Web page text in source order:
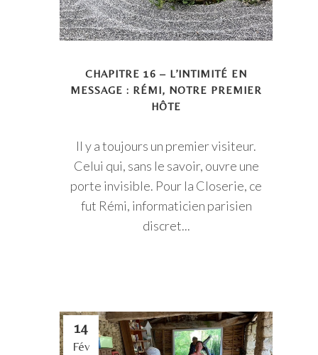
CHAPITRE 16 – L’INTIMITÉ EN
MESSAGE : RÉMI, NOTRE PREMIER
HÔTE
Il y a toujours un premier visiteur.
Celui qui, sans le savoir, ouvre une
porte invisible. Pour la Closerie, ce
fut Rémi, informaticien parisien
discret...
14
Fév